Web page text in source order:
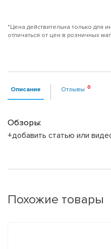
*Цена действительна только для
отличаться от цен в розничных
Описание Отзывы
Обзоры:
+добавить статью или
Похожие товары